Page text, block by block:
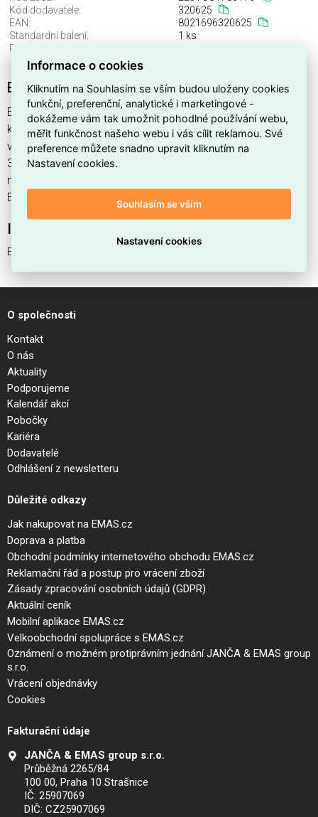
Kód dodavatele:
320625
EAN:
8021696320625
Standardní balení:
1 ks
Recyklační poplatek:
EGO KIT RECESS TRIM L ELECTR CONN HORIZ
EGO KIT RECESS TRIM L ELECTR CONN HORIZ najdete v
kategoriích Svítidla, Svítidla, světelné zdroje a LED osvětlení,
výrobce Ideal Lux, EAN 8021696320625, kód dodavatele
320625. EGO KIT RECESS TRIM L ELECTR CONN HORIZ
nabízíme od 1 ks. Kód EMAS EGO KIT RECESS TRIM L
ELECTR CONN HORIZ je ELSVOS1786173.
EGO KIT RECESS TRIM L ELECTR CONN HORIZ
O společnosti
Kontakt
O nás
Aktuality
Podporujeme
Kalendář akcí
Pobočky
Kariéra
Dodavatelé
Odhlášení z newsletteru
Důležité odkazy
Jak nakupovat na EMAS.cz
Doprava a platba
Obchodní podmínky internetového obchodu EMAS.cz
Reklamační řád a postup pro vrácení zboží
Zásady zpracování osobních údajů (GDPR)
Aktuální ceník
Mobilní aplikace EMAS.cz
Velkoobchodní spolupráce s EMAS.cz
Oznámení o možném protiprávním jednání JANČA & EMAS group
s.r.o.
Vrácení objednávky
Cookies
Fakturační údaje
JANČA & EMAS group s.r.o.
Průběžná 2265/84
100 00, Praha 10 Strašnice
IČ: 25907069
DIČ: CZ25907069
Informace o cookies
Kliknutím na Souhlasím se vším budou uloženy cookies
funkční, preferenční, analytické i marketingové -
dokážeme vám tak umožnit pohodlné používání webu,
měřit funkčnost našeho webu i vás cílit reklamou. Své
preference můžete snadno upravit kliknutím na
Nastavení cookies.
Souhlasím se vším
Nastavení cookies